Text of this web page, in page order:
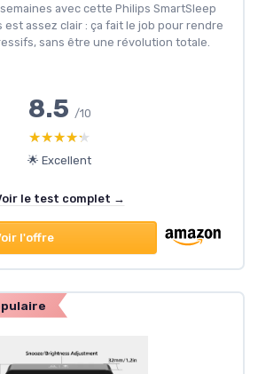
avec cette Philips SmartSleep
est assez clair : ça fait le job pour rendre
sans être une révolution totale.
8.5 /10
★★★★★
★★★★★
🌟 Excellent
le test complet →
l'offre